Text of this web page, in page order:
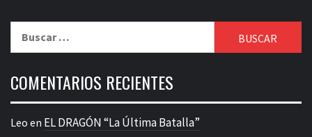
COMENTARIOS RECIENTES
Leo en EL DRAGÓN “La Última Batalla”